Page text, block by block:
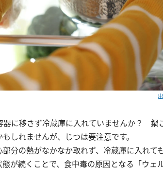
器に移さず冷蔵庫に入れていませんか？ 鍋
しれませんが、じつは要注意です。
分の熱がなかなか取れず、冷蔵庫に入れて
が続くことで、食中毒の原因となる「ウェ